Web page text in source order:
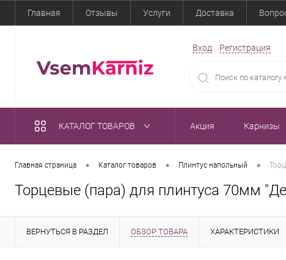
Главная Отзывы Услуги Доставка
Вход Регистрация
КАТАЛОГ ТОВАРОВ Акция Карнизы
Главная страница • Каталог товаров • Плинтус напольный •
Торцевые (пара) для плинтуса 70мм
ВЕРНУТЬСЯ В РАЗДЕЛ ОБЗОР ТОВАРА ХАРАКТЕРИСТИКИ